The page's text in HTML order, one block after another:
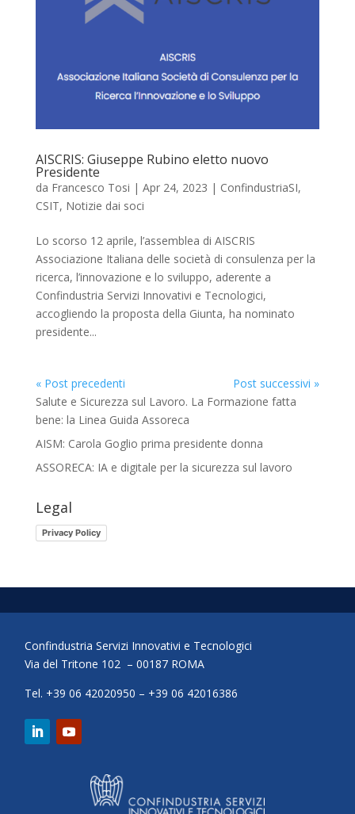
AISCRIS: Giuseppe Rubino eletto nuovo
Presidente
da Francesco Tosi | Apr 24, 2023 | ConfindustriaSI,
CSIT, Notizie dai soci
Lo scorso 12 aprile, l’assemblea di AISCRIS
Associazione Italiana delle società di consulenza per la
ricerca, l’innovazione e lo sviluppo, aderente a
Confindustria Servizi Innovativi e Tecnologici,
accogliendo la proposta della Giunta, ha nominato
presidente...
« Post precedenti
Post successivi »
Salute e Sicurezza sul Lavoro. La Formazione fatta
bene: la Linea Guida Assoreca
AISM: Carola Goglio prima presidente donna
ASSORECA: IA e digitale per la sicurezza sul lavoro
Legal
Privacy Policy
Confindustria Servizi Innovativi e Tecnologici
Via del Tritone 102 – 00187 ROMA
Tel. +39 06 42020950 – +39 06 42016386